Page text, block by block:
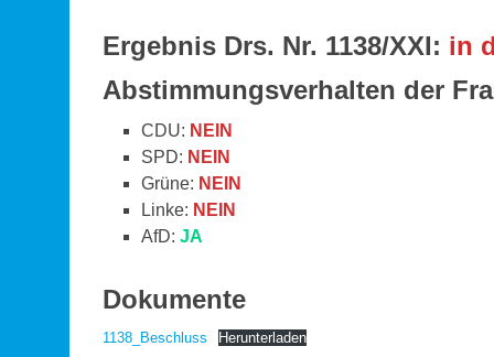
Ergebnis Drs. Nr. 1138/XXI: in
Abstimmungsverhalten der
CDU: NEIN
SPD: NEIN
Grüne: NEIN
Linke: NEIN
AfD: JA
Dokumente
1138_Beschluss Herunterladen